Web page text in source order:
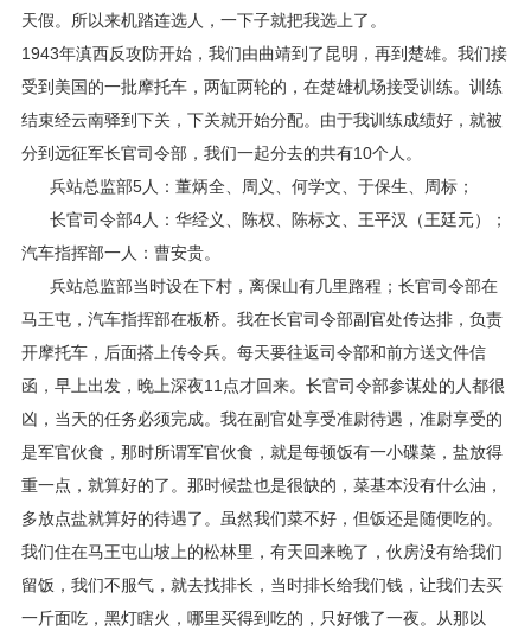
天假。所以来机踏连选人，一下子就把我选上了。
1943年滇西反攻防开始，我们由曲靖到了昆明，再到楚雄。我们接
受到美国的一批摩托车，两缸两轮的，在楚雄机场接受训练。训练
结束经云南驿到下关，下关就开始分配。由于我训练成绩好，就被
分到远征军长官司令部，我们一起分去的共有10个人。
兵站总监部5人：董炳全、周义、何学文、于保生、周标；
长官司令部4人：华经义、陈权、陈标文、王平汉（王廷元）；
汽车指挥部一人：曹安贵。
兵站总监部当时设在下村，离保山有几里路程；长官司令部在
马王屯，汽车指挥部在板桥。我在长官司令部副官处传达排，负责
开摩托车，后面搭上传令兵。每天要往返司令部和前方送文件信
函，早上出发，晚上深夜11点才回来。长官司令部参谋处的人都很
凶，当天的任务必须完成。我在副官处享受准尉待遇，准尉享受的
是军官伙食，那时所谓军官伙食，就是每顿饭有一小碟菜，盐放得
重一点，就算好的了。那时候盐也是很缺的，菜基本没有什么油，
多放点盐就算好的待遇了。虽然我们菜不好，但饭还是随便吃的。
我们住在马王屯山坡上的松林里，有天回来晚了，伙房没有给我们
留饭，我们不服气，就去找排长，当时排长给我们钱，让我们去买
一斤面吃，黑灯瞎火，哪里买得到吃的，只好饿了一夜。从那以